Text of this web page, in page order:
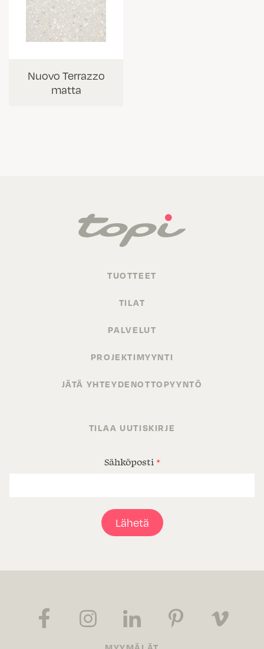
Nuovo Terrazzo
matta
TUOTTEET
TILAT
PALVELUT
PROJEKTIMYYNTI
JÄTÄ YHTEYDENOTTOPYYNTÖ
TILAA UUTISKIRJE
Sähköposti *
Lähetä